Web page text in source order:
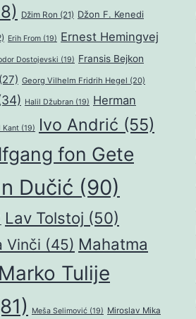
Džim Ron (21) Džon F. Kenedi
Erih From (19) Ernest Hemingvej
Dostojevski (19) Fransis Bejkon
(27) Georg Vilhelm Fridrih Hegel (20)
Halil Džubran (19) Herman
Kant (19) Ivo Andrić (55)
fon Gete
Dučić (90)
Lav Tolstoj (50)
Vinči (45) Mahatma
Marko Tulije
Meša Selimović (19) Miroslav Mika